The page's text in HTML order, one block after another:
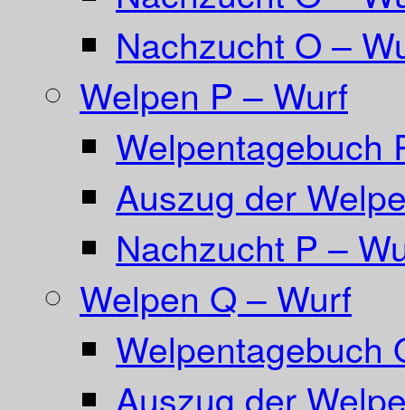
Nachzucht O –
Welpen P – Wurf
Welpentagebuch
Auszug der
Nachzucht P –
Welpen Q – Wurf
Welpentagebuch
Auszug der